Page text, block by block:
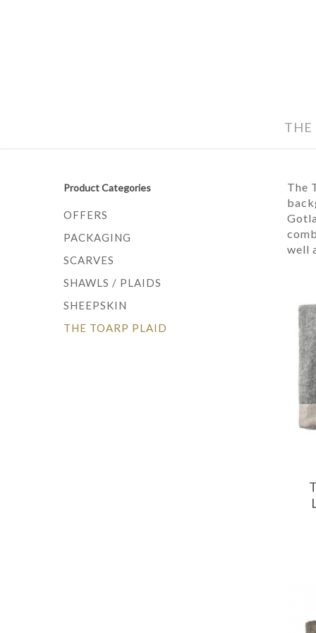
THE
Product Categories
OFFERS
PACKAGING
SCARVES
SHAWLS / PLAIDS
SHEEPSKIN
THE TOARP PLAID
The
well